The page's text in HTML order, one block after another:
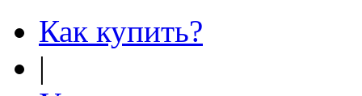
Как купить?
|